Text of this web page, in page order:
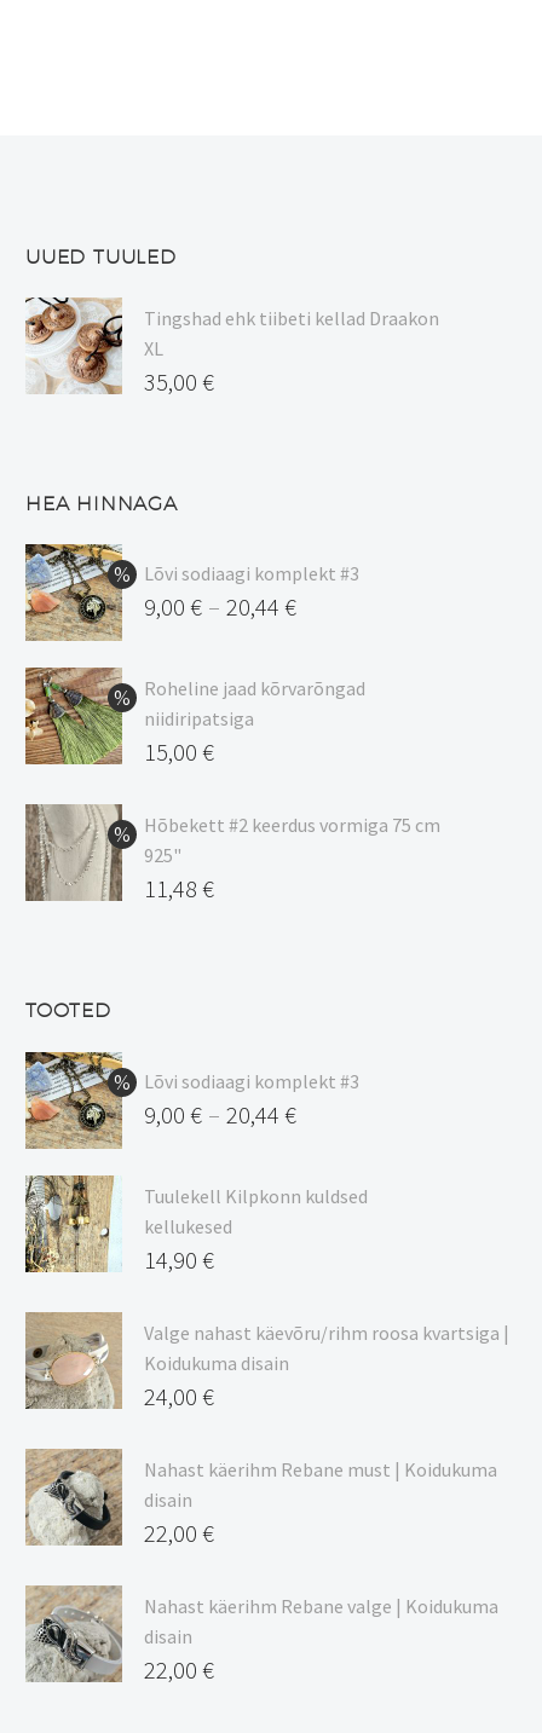
UUED TUULED
Tingshad ehk tiibeti kellad Draakon
XL
35,00 €
HEA HINNAGA
Lõvi sodiaagi komplekt #3
9,00 € – 20,44 €
9,00 €
kuni
20,44 €
Roheline jaad kõrvarõngad
niidiripatsiga
Algne
oli:
17,00 €.
15,00 €
hind
on:
15,00 €.
Hõbekett #2 keerdus vormiga 75 cm
925"
Algne
11,48 €
TOOTED
Lõvi sodiaagi komplekt #3
9,00 € – 20,44 €
9,00 €
kuni
20,44 €
Tuulekell Kilpkonn kuldsed
kellukesed
14,90 €
Valge nahast käevõru/rihm roosa kvartsiga |
Koidukuma disain
24,00 €
Nahast käerihm Rebane must | Koidukuma
disain
22,00 €
Nahast käerihm Rebane valge | Koidukuma
disain
22,00 €